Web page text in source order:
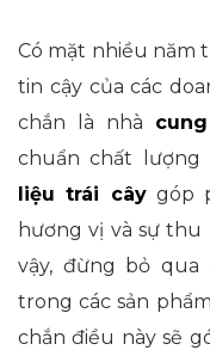
Có mặt nhiều năm
tin cậy của các
chắn là nhà
chuẩn chất lượng
liệu trái câygóp
hương vị và sự
vậy, đừng bỏ
trong các sản
chắn điều này sẽ